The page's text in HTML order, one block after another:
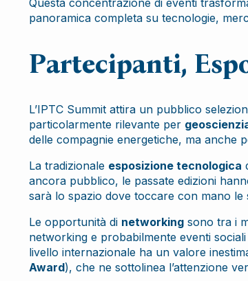
Questa concentrazione di eventi
panoramica completa su tecnologie,
Partecipanti,
L’IPTC Summit attira un pubblico
particolarmente rilevante per
delle compagnie energetiche, ma anche
La tradizionale esposizione tecnologica
ancora pubblico, le passate edizioni
sarà lo spazio dove toccare con mano
Le opportunità di networking sono tra i
networking e probabilmente eventi
livello internazionale ha un valore
Award), che ne sottolinea l’attenzione